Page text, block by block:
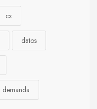
cx
datos
demanda